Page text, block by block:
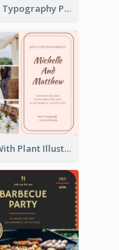
Photo Typography Party Invitation Design Templates
Pink With Plant Illustration Wedding Party Invitation